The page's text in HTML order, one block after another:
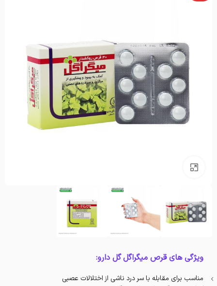
ویژگی های قرص میگراگل گل دارو:
مناسب برای مقابله با سر درد ناشی از اختلالات عصبی